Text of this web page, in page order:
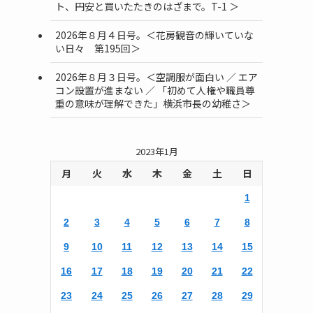
ト、円安と買いたたきのはざまで。T-1 ＞
2026年８月４日号。＜花房観音の輝いていな
い日々 第195回＞
2026年８月３日号。＜空調服が面白い ／ エア
コン設置が進まない ／ 「初めて人権や職員尊
重の意味が理解できた」横浜市長の幼稚さ＞
2023年1月
月 火 水 木 金 土 日
1
2 3 4 5 6 7 8
9 10 11 12 13 14 15
16 17 18 19 20 21 22
23 24 25 26 27 28 29